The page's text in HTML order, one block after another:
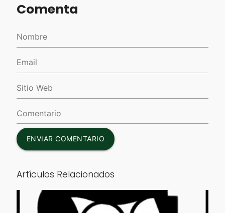
Comenta
ENVIAR COMENTARIO
Artículos Relacionados